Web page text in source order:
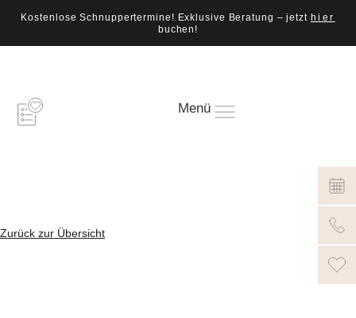
Kostenlose Schnuppertermine! Exklusive Beratung – jetzt hier
buchen!
Menü
Zurück zur Übersicht